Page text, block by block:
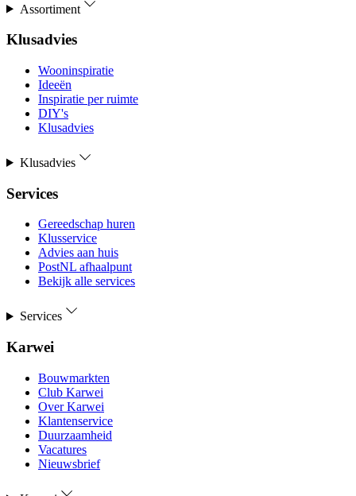
Assortiment
Klusadvies
Wooninspiratie
Ideeën
Inspiratie per ruimte
DIY's
Klusadvies
Klusadvies
Services
Gereedschap huren
Klusservice
Advies aan huis
PostNL afhaalpunt
Bekijk alle services
Services
Karwei
Bouwmarkten
Club Karwei
Over Karwei
Klantenservice
Duurzaamheid
Vacatures
Nieuwsbrief